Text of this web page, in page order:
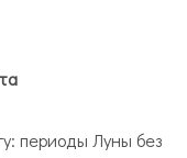
периоды Луны без